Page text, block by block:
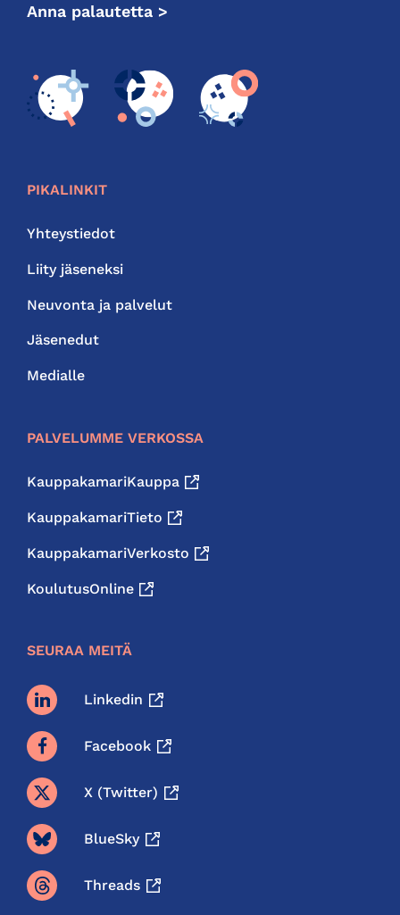
Anna palautetta >
PIKALINKIT
Yhteystiedot
Liity jäseneksi
Neuvonta ja palvelut
Jäsenedut
Medialle
PALVELUMME VERKOSSA
KauppakamariKauppa
KauppakamariTieto
KauppakamariVerkosto
KoulutusOnline
SEURAA MEITÄ
Linkedin
Facebook
X (twitter)
BlueSky
Threads